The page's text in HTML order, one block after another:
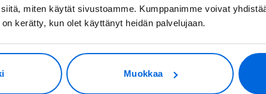
miten käytät sivustoamme. Kumppanimme voivat
kerätty, kun olet käyttänyt heidän palvelujaan.
Muokkaa
Hekkalansaarentie